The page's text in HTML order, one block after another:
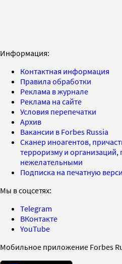
Информация:
Контактная информация
Правила обработки
Реклама в журнале
Реклама на сайте
Условия перепечатки
Архив
Вакансии в Forbes Russia
Сканер иноагентов,
терроризму и
нежелательными
Подписка на печатную
Мы в соцсетях:
Telegram
ВКонтакте
YouTube
Мобильное приложение Forbes